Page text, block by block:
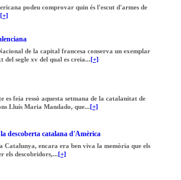
podeu comprovar quin és l'escut d'armes de
[+]
de la capital francesa conserva un exemplar
del segle xv del qual es creia...[+]
es feia ressò aquesta setmana de la catalanitat de
Lluís Maria Mandado, que...[+]
descoberta catalana d'Amèrica
Catalunya, encara era ben viva la memòria que els
els descobridors,...[+]